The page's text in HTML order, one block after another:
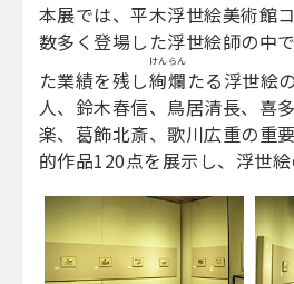
本展では、平木浮世絵美術館
数多く登場した浮世絵師の中
た業績を残し絢爛
けんらん
たる浮世絵
人、鈴木春信、鳥居清長、喜
楽、葛飾北斎、歌川広重の重
的作品120点を展示し、浮世絵